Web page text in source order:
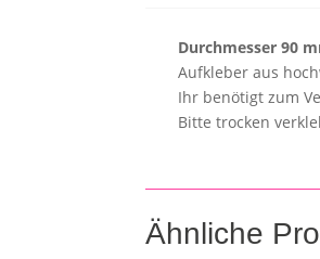
Durchmesser 90
Aufkleber aus
Ihr benötigt zum
Bitte trocken
Ähnliche